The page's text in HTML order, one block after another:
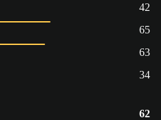
42
65
63
34
62